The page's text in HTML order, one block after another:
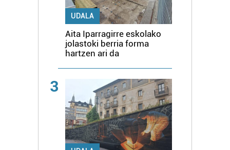
UDALA
Aita Iparragirre eskolako
jolastoki berria forma
hartzen ari da
3